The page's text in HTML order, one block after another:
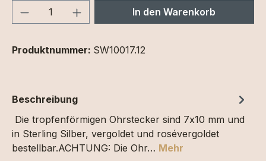
Produkt Anzahl: Gib denIn den Warenkorb
Produktnummer: SW10017.12
Beschreibung
Die tropfenförmigen Ohrstecker sind 7x10 mm und
in Sterling Silber, vergoldet und rosévergoldet
bestellbar.ACHTUNG: Die Ohr… Mehr